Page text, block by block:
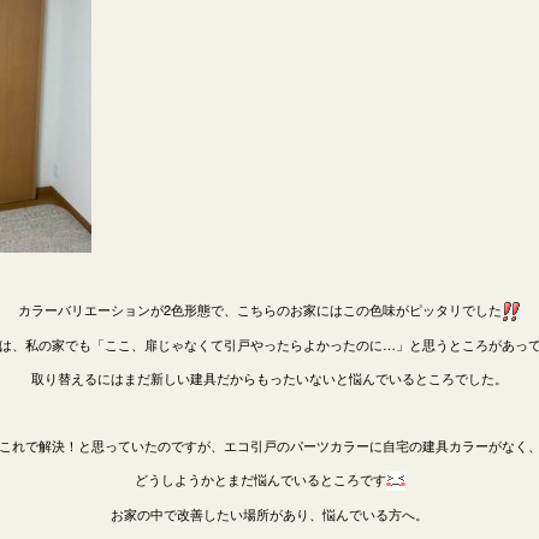
カラーバリエーションが2色形態で、こちらのお家にはこの色味がピッタリでした
、私の家でも「ここ、扉じゃなくて引戸やったらよかったのに…」と思うところがあっ
取り替えるにはまだ新しい建具だからもったいないと悩んでいるところでした。
れで解決！と思っていたのですが、エコ引戸のパーツカラーに自宅の建具カラーがなく
どうしようかとまだ悩んでいるところです
お家の中で改善したい場所があり、悩んでいる方へ。